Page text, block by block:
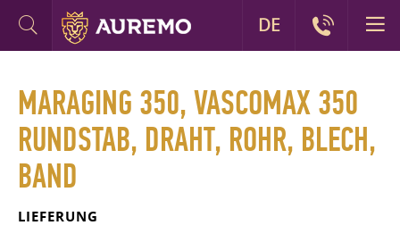
MARAGING 350, VASCOMAX 350
RUNDSTAB, DRAHT, ROHR, BLECH,
BAND
LIEFERUNG
DE